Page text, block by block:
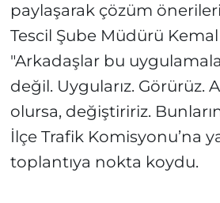
paylaşarak çözüm
Tescil Şube Müdürü
"Arkadaşlar bu
değil. Uygularız. Görürüz.
olursa, değiştiririz.
İlçe Trafik Komisyonu’na
toplantıya nokta koydu.